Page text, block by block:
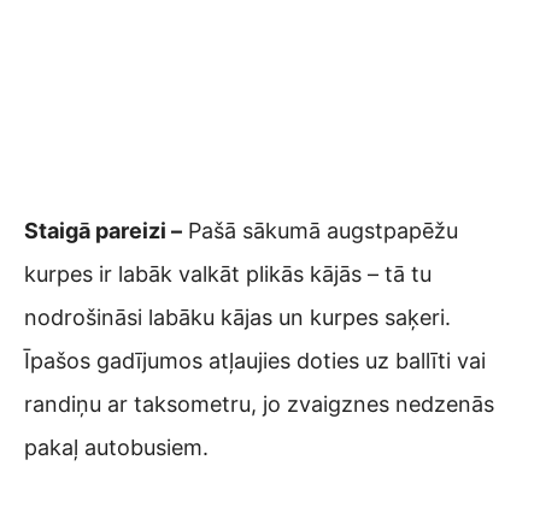
Staigā pareizi – Pašā sākumā augstpapēžu
kurpes ir labāk valkāt plikās kājās – tā tu
nodrošināsi labāku kājas un kurpes saķeri.
Īpašos gadījumos atļaujies doties uz ballīti vai
randiņu ar taksometru, jo zvaigznes nedzenās
pakaļ autobusiem.